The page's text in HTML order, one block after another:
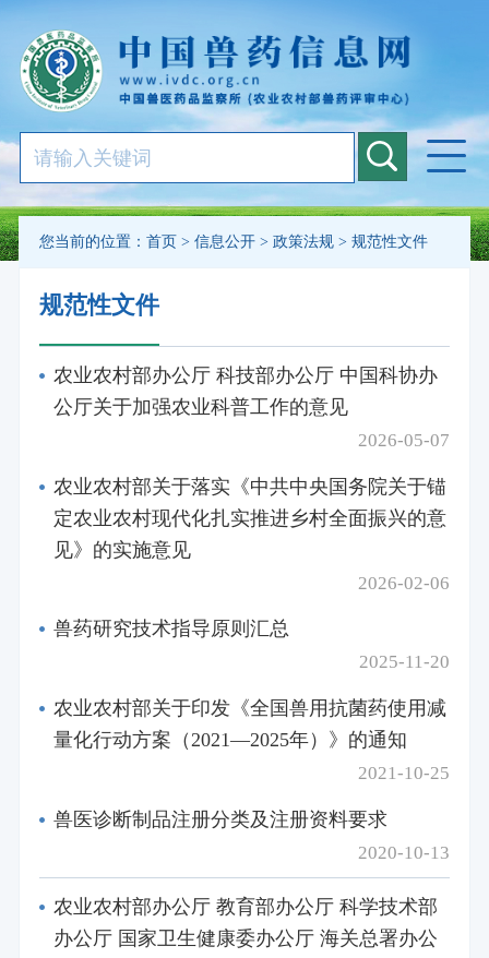
您当前的位置： 首页> 信息公开> 政策法规> 规范性文件
规范性文件
农业农村部办公厅 科技部办公厅 中国科协办
公厅关于加强农业科普工作的意见
2026-05-07
农业农村部关于落实《中共中央国务院关于锚
定农业农村现代化扎实推进乡村全面振兴的意
见》的实施意见
2026-02-06
兽药研究技术指导原则汇总
2025-11-20
农业农村部关于印发《全国兽用抗菌药使用减
量化行动方案（2021—2025年）》的通知
2021-10-25
兽医诊断制品注册分类及注册资料要求
2020-10-13
农业农村部办公厅 教育部办公厅 科学技术部
办公厅 国家卫生健康委办公厅 海关总署办公